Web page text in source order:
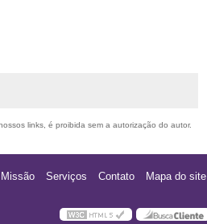
links, é proibida sem a autorização do autor.
Missão Serviços Contato Mapa do site